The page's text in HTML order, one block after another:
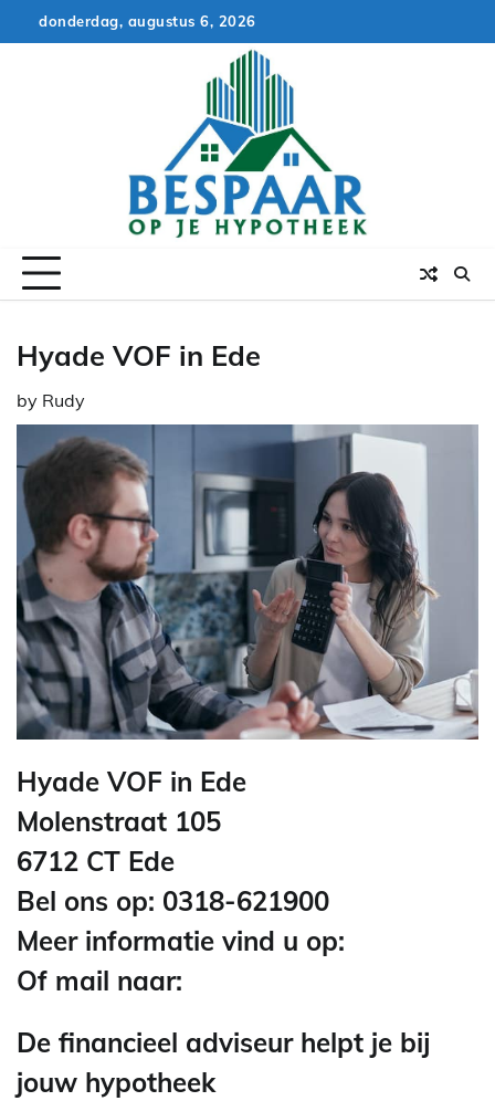
to
donderdag, augustus 6, 2026
Hyade VOF in Ede
by Rudy
Hyade VOF in Ede
Molenstraat 105
6712 CT Ede
Bel ons op: 0318-621900
Meer informatie vind u op:
Of mail naar:
De financieel adviseur helpt je bij
jouw hypotheek